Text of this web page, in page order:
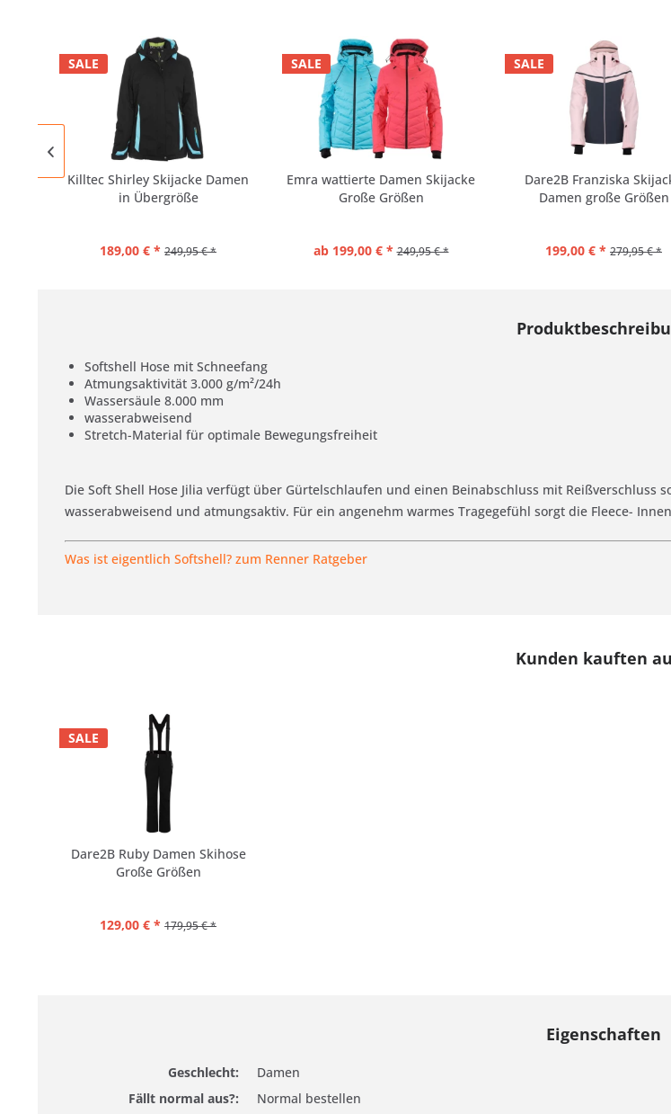
SALE
Killtec Shirley Skijacke Damen
in Übergröße
189,00 € * 249,95 € *
SALE
Emra wattierte Damen Skijacke
Große Größen
ab 199,00 € * 249,95 € *
SALE
Dare2B Franziska
Damen große Größen
199,00 € * 279,95 € *
Softshell Hose mit Schneefang
Atmungsaktivität 3.000 g/m²/24h
Wassersäule 8.000 mm
wasserabweisend
Stretch-Material für optimale Bewegungsfreiheit
Die Soft Shell Hose Jilia verfügt über Gürtelschlaufen und einen Beinabschluss mit
wasserabweisend und atmungsaktiv. Für ein angenehm warmes Tragegefühl sorgt die Fleece-
Was ist eigentlich Softshell? zum Renner Ratgeber
Kunden kauften
SALE
Dare2B Ruby Damen Skihose
Große Größen
129,00 € * 179,95 € *
Eigenschaften
Geschlecht:
Damen
Fällt normal aus?:
Normal bestellen